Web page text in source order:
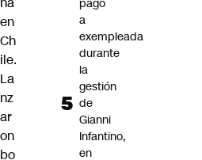
en
Ch
ile.
La
nz
ar
on
bo
pago
a
exempleada
durante
la
gestión
de
Gianni
Infantino,
en